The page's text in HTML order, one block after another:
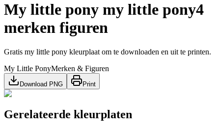
My little pony my little pony4
merken figuren
Gratis my little pony kleurplaat om te downloaden en uit te printen.
My Little PonyMerken & Figuren
Download PNG Print
Gerelateerde kleurplaten